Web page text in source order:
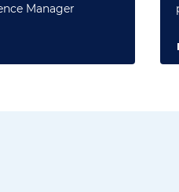
Manager